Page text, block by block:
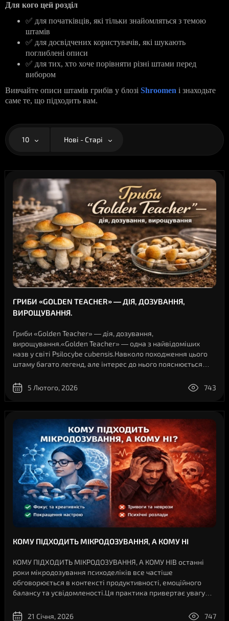
Для кого цей розділ
✅ для початківців, які тільки знайомляться з темою
штамів
✅ для досвідчених користувачів, які шукають
поглиблені описи
✅ для тих, хто хоче порівняти різні штами перед
вибором
Вивчайте описи штамів грибів у блозі Shroomen і знаходьте
саме те, що підходить вам.
10 Нові - Старі
ГРИБИ «GOLDEN TEACHER» — ДІЯ, ДОЗУВАННЯ,
ВИРОЩУВАННЯ.
Гриби «Golden Teacher» — дія, дозування,
вирощування.«Golden Teacher» — одна з найвідоміших
назв у світі Psilocybe cubensis.Навколо походження цього
штаму багато легенд, але інтерес до нього пояснюється
морфологічними ознаками і часто згадуєть..
5 Лютого, 2026 743
КОМУ ПІДХОДИТЬ МІКРОДОЗУВАННЯ, А КОМУ НІ
КОМУ ПІДХОДИТЬ МІКРОДОЗУВАННЯ, А КОМУ НІВ останні
роки мікродозування психоделіків все частіше
обговорюється в контексті продуктивності, емоційного
балансу та усвідомленості.Ця практика привертає увагу
внутрішньої рівноваги.У статті розгляд..
21 Січня, 2026 747